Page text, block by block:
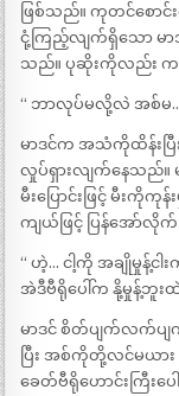
ဖြစ်သည်။ ကုတင်စော
ငုံ့ကြည့်လျက်ရှိသော မ
သည်။ ပုဆိုးကိုလည်း က
“ ဘာလုပ်မလို့လဲ အစ်မ
မာဒင်က အသံကိုထိန်းပ
လှုပ်ရှားလျက်နေသည်။
မီးပြောင်းဖြင့် မီး
ကျယ်ဖြင့် ပြန်အော်လို
“ ဟဲ့… ငါ့ကို အချိုမှုန့်င
အဲဒီဗီရိုပေါ်က နို့မှုန့်ဘူး
မာဒင် စိတ်ပျက်လက်ပ
ပြီး အစ်ကိုတို့လင်မယား
ခေတ်ဗီရိုဟောင်းကြီ